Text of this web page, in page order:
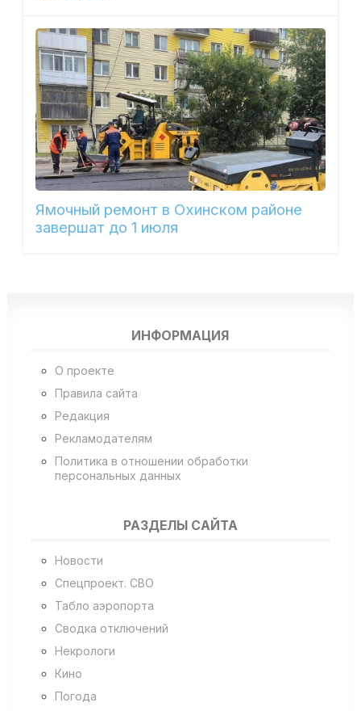
Ямочный ремонт в Охинском районе
завершат до 1 июля
ИНФОРМАЦИЯ
О проекте
Правила сайта
Редакция
Рекламодателям
Политика в отношении обработки
персональных данных
РАЗДЕЛЫ САЙТА
Новости
Спецпроект. СВО
Табло аэропорта
Сводка отключений
Некрологи
Кино
Погода